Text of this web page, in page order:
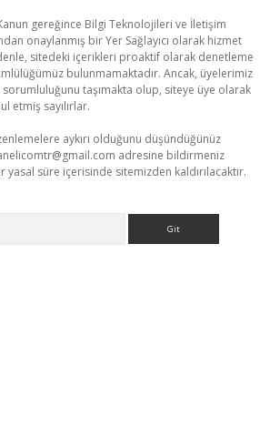
Kanun gereğince Bilgi Teknolojileri ve İletişim
onaylanmış bir Yer Sağlayıcı olarak hizmet
sitedeki içerikleri proaktif olarak denetleme
bulunmamaktadır. Ancak, üyelerimiz
sorumluluğunu taşımakta olup, siteye üye olarak
etmiş sayılırlar.
aykırı olduğunu düşündüğünüz
adresine bildirmeniz
yasal süre içerisinde sitemizden kaldırılacaktır.